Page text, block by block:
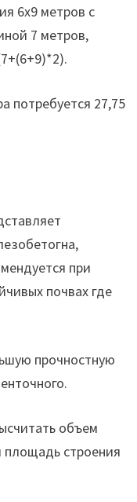
6х9 метров с
7 метров,
потребуется 27,75
при
почвах где
прочностную
объем
строения